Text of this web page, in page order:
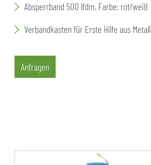
Absperrband 500 lfdm, Farbe: rot/weiß
Verbandkasten für Erste Hilfe aus Metall
Anfragen